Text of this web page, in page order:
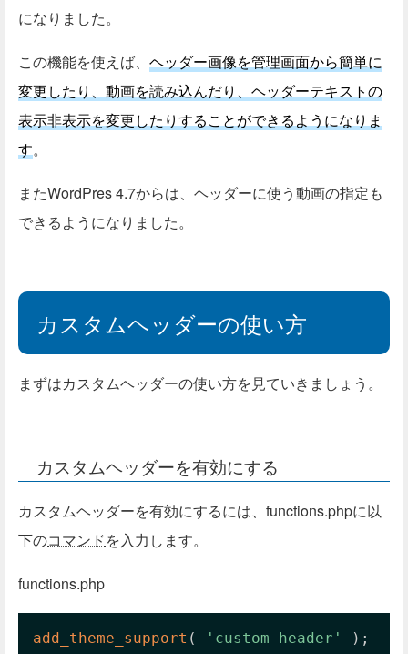
になりました。
この機能を使えば、 ヘッダー画像を管理画面から簡単に
変更したり、動画を読み込んだり、ヘッダーテキストの
表示非表示を変更したりすることができるようになりま
す。
またWordPres 4.7からは、ヘッダーに使う動画の指定も
できるようになりました。
カスタムヘッダーの使い方
まずはカスタムヘッダーの使い方を見ていきましょう。
カスタムヘッダーを有効にする
カスタムヘッダーを有効にするには、functions.phpに以
下のコマンドを入力します。
functions.php
add_theme_support ( 'custom-header' ) ;